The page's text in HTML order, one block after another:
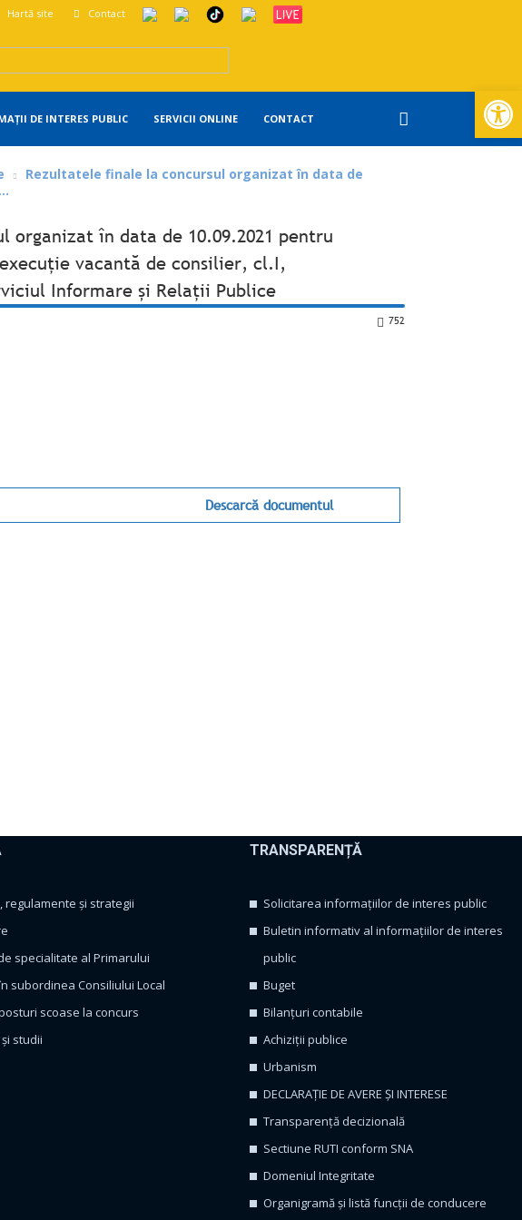
Hartă site Contact
DE INTERES PUBLIC SERVICII ONLINE CONTACT
Rezultatele finale la concursul organizat în data de
organizat în data de 10.09.2021 pentru
vacantă de consilier, cl.I,
Informare și Relații Publice
752
Descarcă documentul
regulamente și strategii
specialitate al Primarului
subordinea Consiliului Local
scoase la concurs
studii
TRANSPARENȚĂ
Solicitarea informațiilor de interes public
Buletin informativ al informațiilor de interes
public
Buget
Bilanțuri contabile
Achiziții publice
Urbanism
DECLARAȚIE DE AVERE ȘI INTERESE
Transparență decizională
Sectiune RUTI conform SNA
Domeniul Integritate
Organigramă și listă funcții de conducere